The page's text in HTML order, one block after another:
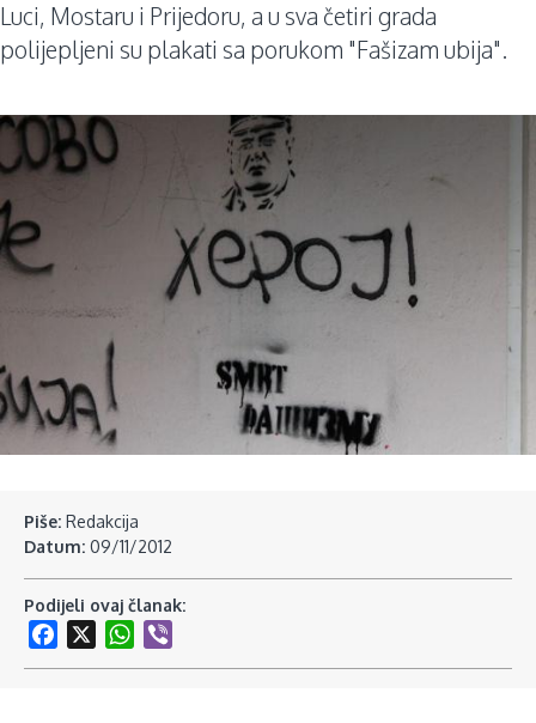
Pretraga
Luci, Mostaru i Prijedoru, a u sva četiri grada
polijepljeni su plakati sa porukom "Fašizam ubija".
Piše: Redakcija
Datum: 09/11/2012
Podijeli ovaj članak:
Facebook
WhatsApp